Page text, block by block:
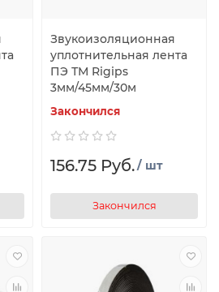
Звукоизоляционная
уплотнительная лента
ПЭ ТМ Rigips
3мм/45мм/30м
Закончился
156.75 Руб./ шт
Закончился